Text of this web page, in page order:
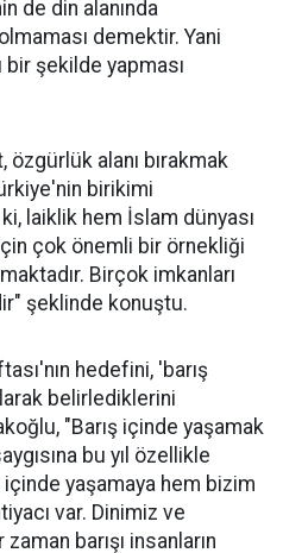
de din alanında
demektir. Yani
şekilde yapması
özgürlük alanı bırakmak
birikimi
ki, laiklik hem İslam dünyası
çok önemli bir örnekliği
Birçok imkanları
şeklinde konuştu.
hedefini, 'barış
belirlediklerini
"Barış içinde yaşamak
bu yıl özellikle
yaşamaya hem bizim
var. Dinimiz ve
barışı insanların